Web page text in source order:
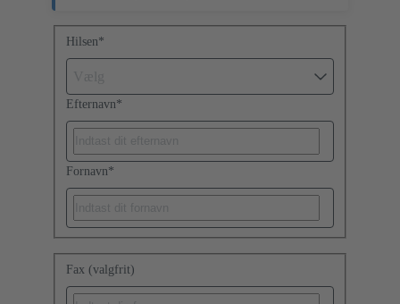
Hilsen*
Efternavn*
Fornavn*
Fax (valgfrit)